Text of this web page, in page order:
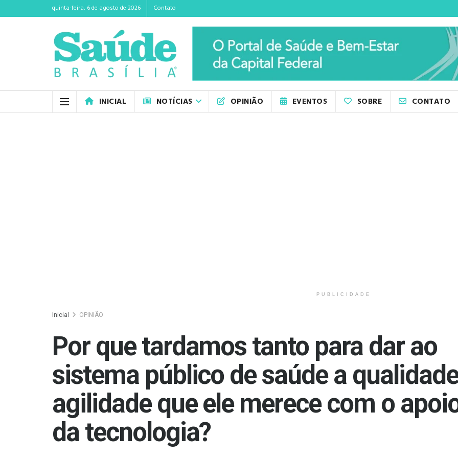
quinta-feira, 6 de agosto de 2026 Contato
INICIAL NOTÍCIAS OPINIÃO EVENTOS SOBRE CONTATO
PUBLICIDADE
Inicial OPINIÃO
Por que tardamos tanto para dar ao
sistema público de saúde a
agilidade que ele merece com o
da tecnologia?